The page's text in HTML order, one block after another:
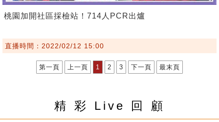
桃園加開社區採檢站！714人PCR出爐
直播時間：2022/02/12 15:00
第一頁 上一頁 1 2 3 下一頁 最末頁
精 彩 Live 回 顧